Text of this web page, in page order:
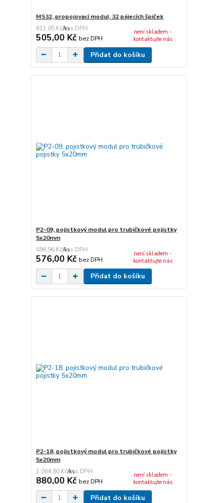
MS32, propojovací modul, 32 pájecích špiček
611,05 Kč/ks
505,00 Kč bez DPH
není skladem -
kontaktujte nás
Přidat do košíku
P2-09, pojistkový modul pro trubičkové pojistky
5x20mm
696,96 Kč/ks
576,00 Kč bez DPH
není skladem -
kontaktujte nás
Přidat do košíku
P2-18, pojistkový modul pro trubičkové pojistky
5x20mm
1 064,80 Kč/ks
880,00 Kč bez DPH
není skladem -
kontaktujte nás
Přidat do košíku